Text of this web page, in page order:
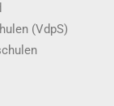
(VdpS)